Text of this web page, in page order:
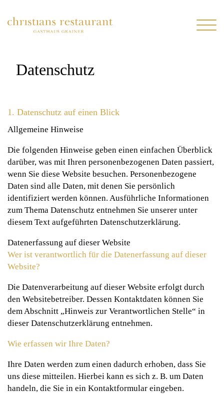
Datenschutz
1. Datenschutz auf einen Blick
Allgemeine Hinweise
Die folgenden Hinweise geben einen einfachen Überblick
darüber, was mit Ihren personenbezogenen Daten passiert,
wenn Sie diese Website besuchen. Personenbezogene
Daten sind alle Daten, mit denen Sie persönlich
identifiziert werden können. Ausführliche Informationen
zum Thema Datenschutz entnehmen Sie unserer unter
diesem Text aufgeführten Datenschutzerklärung.
Datenerfassung auf dieser Website
Wer ist verantwortlich für die Datenerfassung auf dieser
Website?
Die Datenverarbeitung auf dieser Website erfolgt durch
den Websitebetreiber. Dessen Kontaktdaten können Sie
dem Abschnitt „Hinweis zur Verantwortlichen Stelle“ in
dieser Datenschutzerklärung entnehmen.
Wie erfassen wir Ihre Daten?
Ihre Daten werden zum einen dadurch erhoben, dass Sie
uns diese mitteilen. Hierbei kann es sich z. B. um Daten
handeln, die Sie in ein Kontaktformular eingeben.